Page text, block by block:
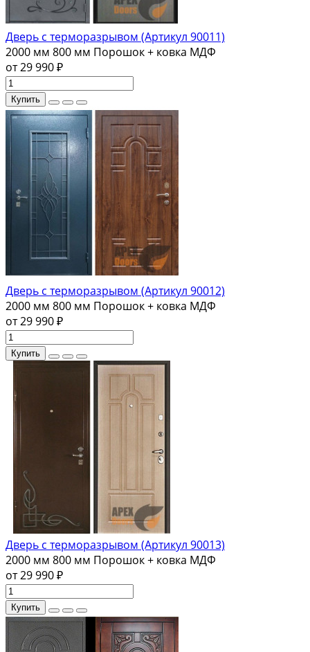
Дверь с терморазрывом (Артикул 90011)
2000 мм 800 мм Порошок + ковка МДФ
от 29 990 ₽
Купить
Дверь с терморазрывом (Артикул 90012)
2000 мм 800 мм Порошок + ковка МДФ
от 29 990 ₽
Купить
Дверь с терморазрывом (Артикул 90013)
2000 мм 800 мм Порошок + ковка МДФ
от 29 990 ₽
Купить